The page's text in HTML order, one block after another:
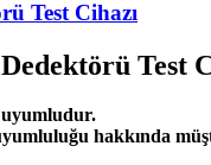
Test Cihazı
Test
uyumludur.
hakkında